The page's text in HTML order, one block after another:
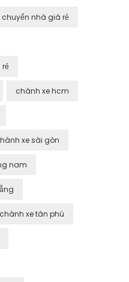
chuyển nhà giá rẻ
chành xe hcm
xe sài gòn
nam
chành xe tân phú